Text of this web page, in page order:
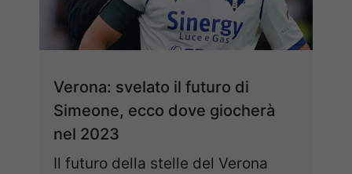
Verona: svelato il futuro di
Simeone, ecco dove giocherà
nel 2023
Il futuro della stelle del Verona